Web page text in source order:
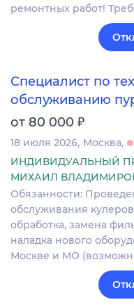
ремонтных работ!
Специалист по
обслуживанию
от 80 000 ₽
18 июля 2026 Москва
ИНДИВИДУАЛЬНЫЙ
МИХАИЛ
Обязанности:
обслуживания
обработка, замена
наладка нового
Москве и МО